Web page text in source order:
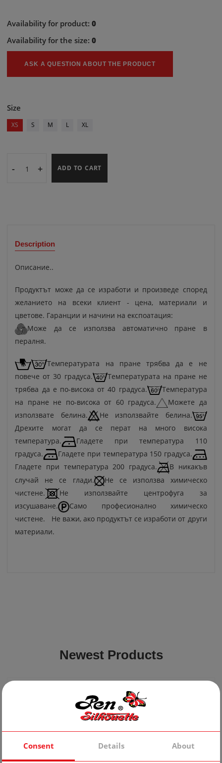
Availability for product:0
Availability for the size:0
ASK A QUESTION ABOUT THE PRODUCT
Size
XS S M L XL
- + ADD TO CART
Description
Описание..
Продуктът може да се изработи и произведе според
желанието на всеки клиент - цена, материали и
цветове. Гаранции и начини на експоатация:
Може да се използва автоматично пране в
пералня.
Температурата на пране трябва да е не
повече от 30 градуса.
Температурата на пране не
трябва да е по-висока от 40 градуса.
Температура
на пране не по-висока от 60 градуса.
Можете да
използвате белина.
Не използвайте белина.
Дрехите могат да се перат на много висока
температура.
Гладете при температура 110
градуса.
Гладете при температура 150 градуса.
Гладете при температура 200 градуса.
В никакъв
случай не се глади.
Не се използва химическо
чистене.
Не използвайте центрофуга за
изсушаване.
Само професионално химическо
чистене. Не важи, ако продуктът се изработи от други
материали.
Newest Products
Consent Details About